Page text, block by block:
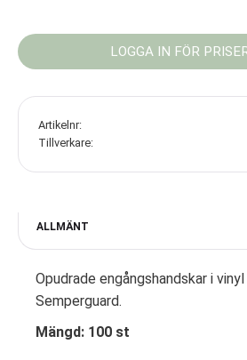
LOGGA IN FÖR
Artikelnr
Tillverkare
ALLMÄNT
Opudrade engångshandskar i
Semperguard.
Mängd: 100 st